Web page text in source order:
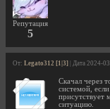
Репутация
5
От: Legato312 [1|3] | Дата 2024-
Скачал через
системой,
присутствует
ситуацию.